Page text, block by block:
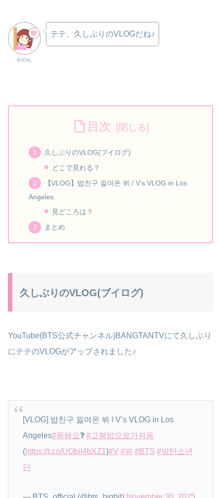
かのん
テテ、久しぶりのVLOGだね♪
目次
久しぶりのVLOG(ブイログ)
どこで見れる？
【VLOG】밥친구 낋여온 뷔 / V’s VLOG in Los
Angeles
見どころは？
まとめ
久しぶりのVLOG(ブイログ)
YouTube(BTS公式チャンネル)BANGTANTVにて久しぶり
にテテのVLOGがアップされました♪
[VLOG] 밥친구 낋여온 뷔 l V’s VLOG in Los
Angeles#원해요❓ #고봉밥으로가져옴
(https://t.co/UObiI4bXZ1 )#V #뷔 #BTS #방탄소년
단